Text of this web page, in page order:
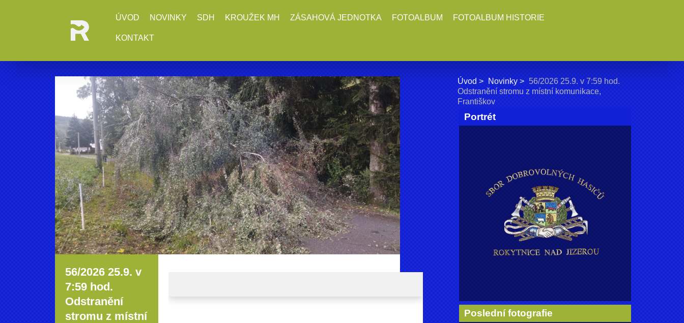
ÚVOD NOVINKY SDH KROUŽEK MH ZÁSAHOVÁ JEDNOTKA FOTOALBUM FOTOALBUM HISTORIE
KONTAKT
56/2026 25.9. v
7:59 hod.
Odstranění
stromu z místní
Úvod Novinky
56/2026 25.9. v 7:59 hod.
Odstranění stromu z místní komunikace,
Františkov
Portrét
Poslední fotografie